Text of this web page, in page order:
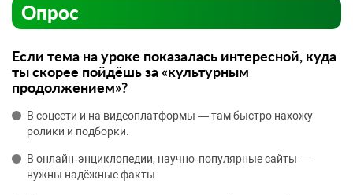
Опрос
Если тема на уроке показалась интересной, куда
ты скорее пойдёшь за «культурным
продолжением»?
В соцсети и на видеоплатформы — там быстро нахожу
ролики и подборки.
В онлайн‑энциклопедии, научно‑популярные сайты —
нужны надёжные факты.